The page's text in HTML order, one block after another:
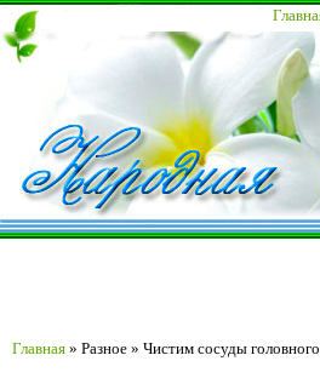
Главная » Разное » Чистим сосуды